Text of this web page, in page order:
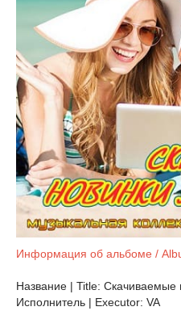
Информация об альбоме /
Название | Title: Скачиваемые
Исполнитель | Executor: VA